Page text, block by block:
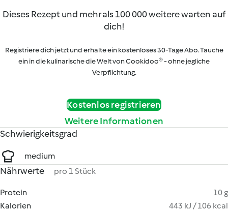
Dieses Rezept und mehr als 100 000 weitere warten auf
dich!
Registriere dich jetzt und erhalte ein kostenloses 30-Tage Abo. Tauche
ein in die kulinarische die Welt von Cookidoo® - ohne jegliche
Verpflichtung.
Kostenlos registrieren
Weitere Informationen
Schwierigkeitsgrad
medium
Nährwerte pro 1 Stück
Protein
10 g
Kalorien
443 kJ / 106 kcal